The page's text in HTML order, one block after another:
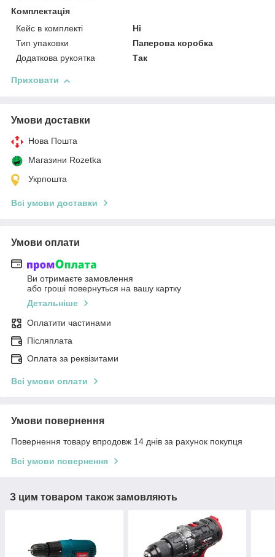
Комплектація
Кейс в комплекті
Ні
Тип упаковки
Паперова коробка
Додаткова рукоятка
Так
Приховати
Умови доставки
Нова Пошта
Магазини Rozetka
Укрпошта
Всі умови доставки
Умови оплати
Ви отримаєте замовлення
або гроші повернуться на вашу картку
Детальніше
Оплатити частинами
Післяплата
Оплата за реквізитами
Всі умови оплати
Умови повернення
Повернення товару впродовж 14 днів за рахунок покупця
Всі умови повернення
З цим товаром також замовляють